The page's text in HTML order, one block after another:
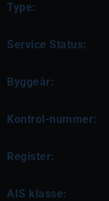
Type:
Service Status:
Byggeår:
Kontrol-nummer:
Register:
AIS klasse: